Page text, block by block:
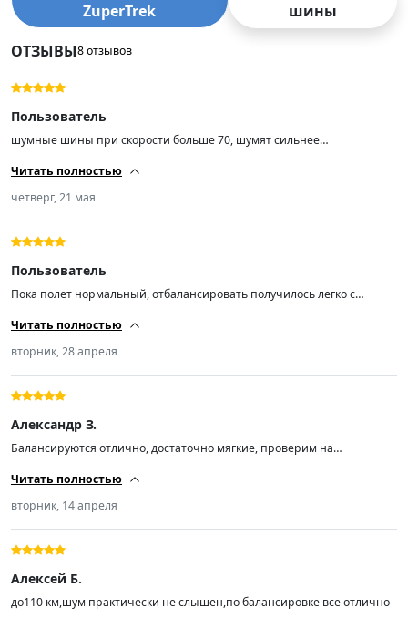
ZuperTrek
шины
ОТЗЫВЫ8 отзывов
Пользователь
шумные шины при скорости больше 70, шумят сильнее
Читать полностью
четверг, 21 мая
Пользователь
Пока полет нормальный, отбалансировать получилось легко с
Читать полностью
вторник, 28 апреля
Александр З.
Балансируются отлично, достаточно мягкие, проверим на
Читать полностью
вторник, 14 апреля
Алексей Б.
до110 км,шум практически не слышен,по балансировке все отлично